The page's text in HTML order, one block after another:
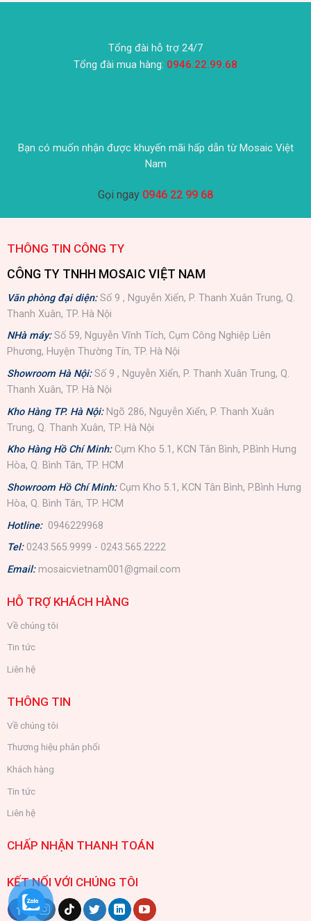
Tổng đài hỗ trợ 24/7
Tổng đài mua hàng: 0946.22.99.68
Bạn có muốn nhận được khuyến mãi hấp dẫn từ Mosaic Việt
Nam
Gọi ngay 0946 22 99 68
THÔNG TIN CÔNG TY
CÔNG TY TNHH MOSAIC VIỆT NAM
Văn phòng đại diện:Số 9 , Nguyễn Xiển, P. Thanh Xuân Trung, Q.
Thanh Xuân, TP. Hà Nội
NHà máy: Số 59, Nguyễn Vĩnh Tích, Cụm Công Nghiệp Liên
Phương, Huyện Thường Tín, TP. Hà Nội
Showroom Hà Nội: Số 9 , Nguyễn Xiển, P. Thanh Xuân Trung, Q.
Thanh Xuân, TP. Hà Nội
Kho Hàng TP. Hà Nội: Ngõ 286, Nguyễn Xiển, P. Thanh Xuân
Trung, Q. Thanh Xuân, TP. Hà Nội
Kho Hàng Hồ Chí Minh: Cụm Kho 5.1, KCN Tân Bình, P.Bình Hưng
Hòa, Q. Bình Tân, TP. HCM
Showroom Hồ Chí Minh: Cụm Kho 5.1, KCN Tân Bình, P.Bình Hưng
Hòa, Q. Bình Tân, TP. HCM
Hotline: 0946229968
Tel: 0243.565.9999 - 0243.565.2222
Email: mosaicvietnam001@gmail.com
HỖ TRỢ KHÁCH HÀNG
Về chúng tôi
Tin tức
Liên hệ
THÔNG TIN
Về chúng tôi
Thương hiệu phân phối
Khách hàng
Tin tức
Liên hệ
CHẤP NHẬN THANH TOÁN
KẾT NỐI VỚI CHÚNG TÔI